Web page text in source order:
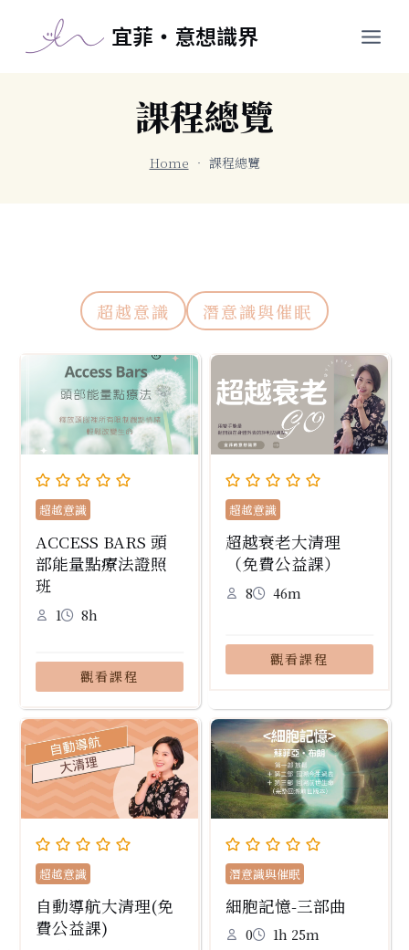
宜菲・意想識界
課程總覽
Home • 課程總覽
超越意識 潛意識與催眠
超越意識
ACCESS BARS 頭
部能量點療法證照
班
1 8h
觀看課程
超越意識
超越衰老大清理
（免費公益課）
8 46m
觀看課程
超越意識
自動導航大清理(免
費公益課)
潛意識與催眠
細胞記憶-三部曲
0 1h 25m